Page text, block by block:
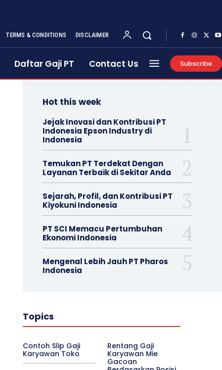
TERMS & CONDITIONS DISCLAIMER
Daftar Gaji PT Contact Us Subscribe
Hot this week
Jejak Inovasi dan Kontribusi PT
Indonesia Epson Industry di
Indonesia
Temukan PT Terdekat Dengan
Layanan Terbaik di Sekitar Anda
Sejarah, Profil, dan Kontribusi PT
Kiyokuni Indonesia
PT SCI Memacu Pertumbuhan
Ekonomi Indonesia
Mengenal Lebih Jauh PT Pharos
Indonesia
Topics
Contoh Slip Gaji
Karyawan Toko
Rentang Gaji
Karyawan Mie
Gacoan